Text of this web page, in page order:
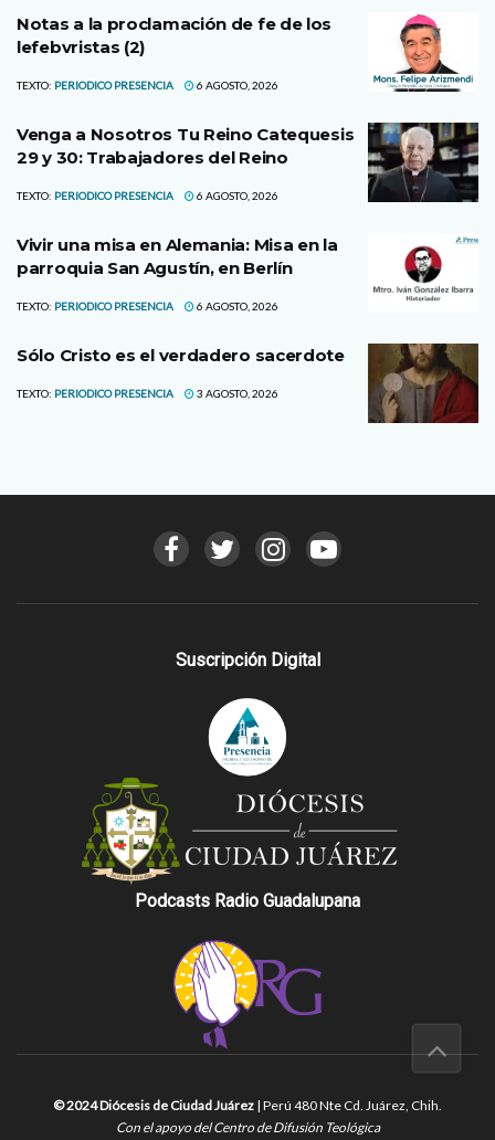
Notas a la proclamación de fe de los
lefebvristas (2)
TEXTO: PERIODICO PRESENCIA 6 AGOSTO, 2026
Venga a Nosotros Tu Reino Catequesis
29 y 30: Trabajadores del Reino
TEXTO: PERIODICO PRESENCIA 6 AGOSTO, 2026
Vivir una misa en Alemania: Misa en la
parroquia San Agustín, en Berlín
TEXTO: PERIODICO PRESENCIA 6 AGOSTO, 2026
Sólo Cristo es el verdadero sacerdote
TEXTO: PERIODICO PRESENCIA 3 AGOSTO, 2026
Suscripción Digital
Podcasts Radio Guadalupana
© 2024 Diócesis de Ciudad Juárez | Perú 480 Nte Cd. Juárez, Chih.
Con el apoyo del Centro de Difusión Teológica